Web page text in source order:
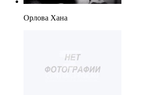
Орлова Хана